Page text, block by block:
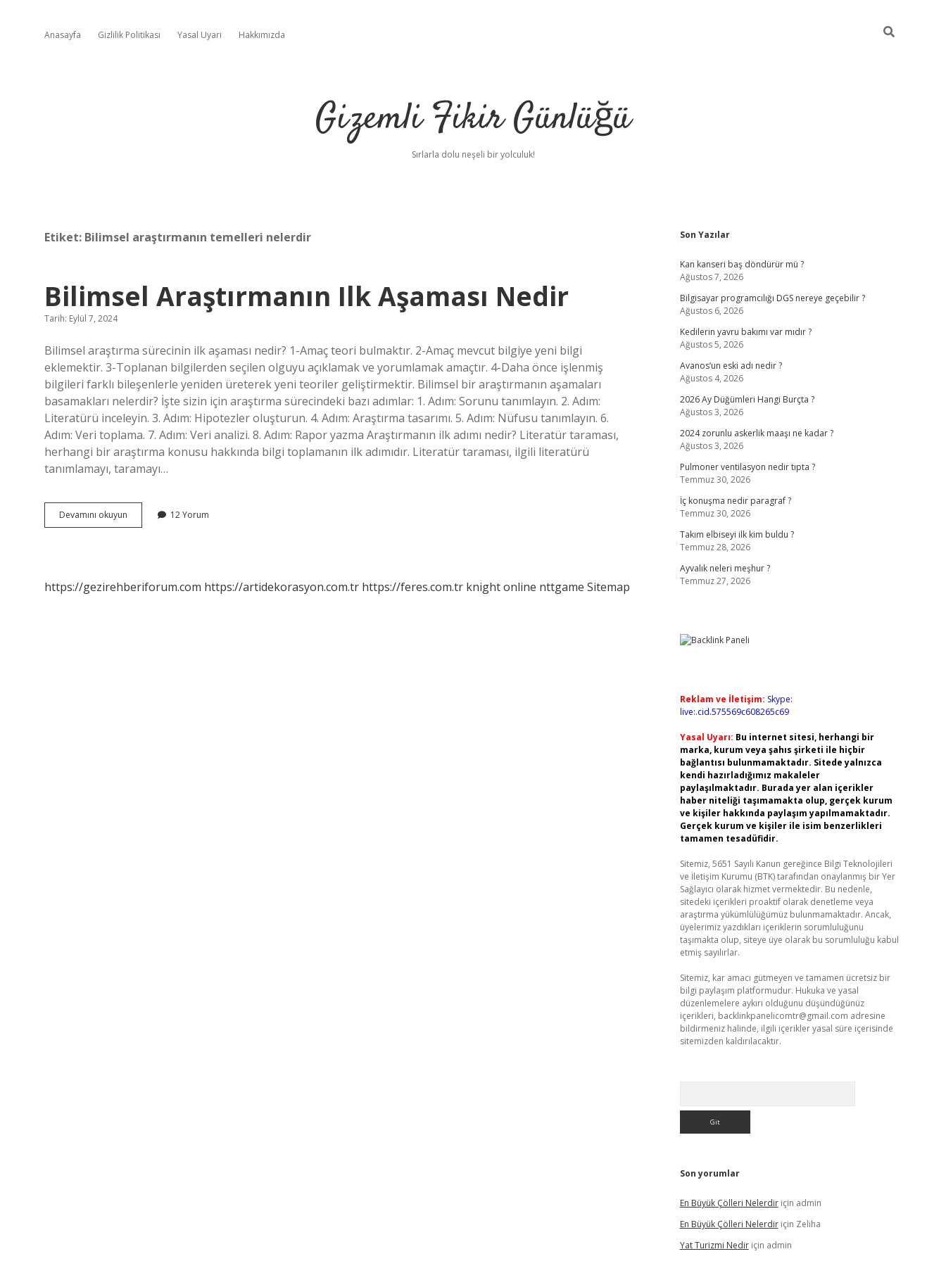
Anasayfa Gizlilik Politikası Yasal Uyarı Hakkımızda
Gizemli Fikir Günlüğü
Sırlarla dolu neşeli bir yolculuk!
Etiket: Bilimsel araştırmanın temelleri nelerdir
Bilimsel Araştırmanın Ilk Aşaması Nedir
Tarih: Eylül 7, 2024
Bilimsel araştırma sürecinin ilk aşaması nedir? 1-Amaç teori bulmaktır. 2-Amaç mevcut bilgiye yeni bilgi
eklemektir. 3-Toplanan bilgilerden seçilen olguyu açıklamak ve yorumlamak amaçtır. 4-Daha önce işlenmiş
bilgileri farklı bileşenlerle yeniden üreterek yeni teoriler geliştirmektir. Bilimsel bir araştırmanın aşamaları
basamakları nelerdir? İşte sizin için araştırma sürecindeki bazı adımlar: 1. Adım: Sorunu tanımlayın. 2. Adım:
Literatürü inceleyin. 3. Adım: Hipotezler oluşturun. 4. Adım: Araştırma tasarımı. 5. Adım: Nüfusu tanımlayın. 6.
Adım: Veri toplama. 7. Adım: Veri analizi. 8. Adım: Rapor yazma Araştırmanın ilk adımı nedir? Literatür taraması,
herhangi bir araştırma konusu hakkında bilgi toplamanın ilk adımıdır. Literatür taraması, ilgili literatürü
tanımlamayı, taramayı…
Devamını okuyun
Araştırmanın
12 Yorum
https://gezirehberiforum.com https://artidekorasyon.com.tr https://feres.com.tr knight online nttgame Sitemap
Sidebar
Son Yazılar
Kan kanseri baş döndürür mü ?
Ağustos 7, 2026
Bilgisayar programcılığı DGS nereye geçebilir ?
Ağustos 6, 2026
Kedilerin yavru bakımı var mıdır ?
Ağustos 5, 2026
Avanos’un eski adı nedir ?
Ağustos 4, 2026
2026 Ay Düğümleri Hangi Burçta ?
Ağustos 3, 2026
2024 zorunlu askerlik maaşı ne kadar ?
Ağustos 3, 2026
Pulmoner ventilasyon nedir tıpta ?
Temmuz 30, 2026
İç konuşma nedir paragraf ?
Temmuz 30, 2026
Takım elbiseyi ilk kim buldu ?
Temmuz 28, 2026
Ayvalık neleri meşhur ?
Temmuz 27, 2026
Reklam ve İletişim: Skype:
live:.cid.575569c608265c69
Yasal Uyarı: Bu internet sitesi, herhangi bir
marka, kurum veya şahıs şirketi ile hiçbir
bağlantısı bulunmamaktadır. Sitede yalnızca
kendi hazırladığımız makaleler
paylaşılmaktadır. Burada yer alan içerikler
haber niteliği taşımamakta olup, gerçek kurum
ve kişiler hakkında paylaşım yapılmamaktadır.
Gerçek kurum ve kişiler ile isim benzerlikleri
tamamen tesadüfidir.
Sitemiz, 5651 Sayılı Kanun gereğince Bilgi Teknolojileri
ve İletişim Kurumu (BTK) tarafından onaylanmış bir Yer
Sağlayıcı olarak hizmet vermektedir. Bu nedenle,
sitedeki içerikleri proaktif olarak denetleme veya
araştırma yükümlülüğümüz bulunmamaktadır. Ancak,
üyelerimiz yazdıkları içeriklerin sorumluluğunu
taşımakta olup, siteye üye olarak bu sorumluluğu kabul
etmiş sayılırlar.
Sitemiz, kar amacı gütmeyen ve tamamen ücretsiz bir
bilgi paylaşım platformudur. Hukuka ve yasal
düzenlemelere aykırı olduğunu düşündüğünüz
içerikleri, backlinkpanelicomtr@gmail.com adresine
bildirmeniz halinde, ilgili içerikler yasal süre içerisinde
sitemizden kaldırılacaktır.
Son yorumlar
En Büyük Çölleri Nelerdiriçin admin
En Büyük Çölleri Nelerdiriçin Zeliha
Yat Turizmi Nediriçin admin